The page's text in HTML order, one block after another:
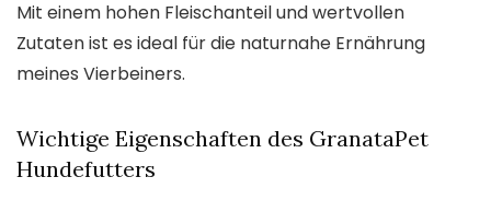
Mit einem hohen Fleischanteil und wertvollen
Zutaten ist es ideal für die naturnahe Ernährung
meines Vierbeiners.
Wichtige Eigenschaften des GranataPet
Hundefutters